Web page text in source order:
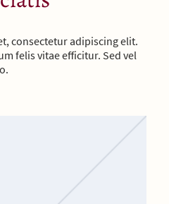
consectetur adipiscing elit.
felis vitae efficitur. Sed vel